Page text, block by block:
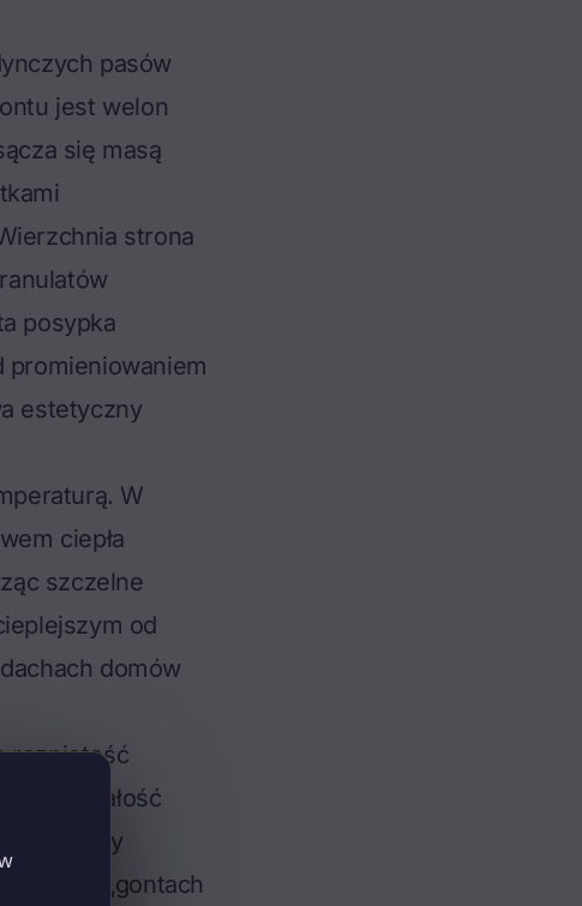
pasów
jest welon
się masą
strona
posypka
promieniowaniem
estetyczny
W
ciepła
szczelne
od
domów
rozpiętość
trwałość
gonty
o „gontach